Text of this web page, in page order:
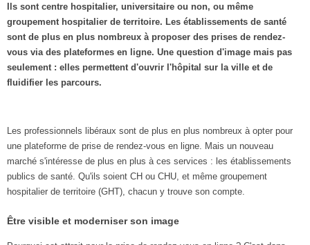
Ils sont centre hospitalier, universitaire ou non, ou même
groupement hospitalier de territoire. Les établissements de santé
sont de plus en plus nombreux à proposer des prises de rendez-
vous via des plateformes en ligne. Une question d'image mais pas
seulement : elles permettent d'ouvrir l'hôpital sur la ville et de
fluidifier les parcours.
Les professionnels libéraux sont de plus en plus nombreux à opter pour
une plateforme de prise de rendez-vous en ligne. Mais un nouveau
marché s'intéresse de plus en plus à ces services : les établissements
publics de santé. Qu'ils soient CH ou CHU, et même groupement
hospitalier de territoire (GHT), chacun y trouve son compte.
Être visible et moderniser son image